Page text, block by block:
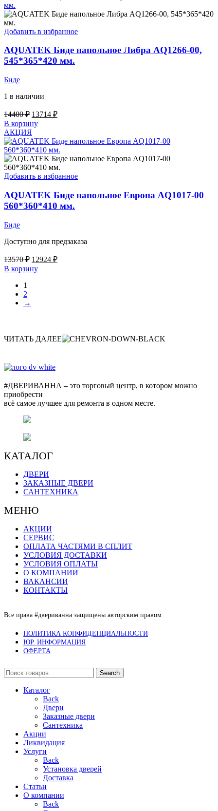
Добавить в избранное
AQUATEK Биде напольное Либра AQ1266-00,
545*365*420 мм.
Биде
1 в наличии
14400₽ Первоначальная
цена
составляла
14400 ₽.
13714 ₽Текущая
В корзину
АКЦИЯ
Добавить в избранное
AQUATEK Биде напольное Европа AQ1017-00
560*360*410 мм.
Биде
Доступно для предзаказа
13570₽ Первоначальная
цена
составляла
12924 ₽Текущая
В корзину
1
2
→
ЧИТАТЬ ДАЛЕЕ
#ДВЕРИВАННА – это торговый центр, в котором можно
приобрести
всё самое лучшее для ремонта в одном месте.
КАТАЛОГ
ДВЕРИ
ЗАКАЗНЫЕ ДВЕРИ
САНТЕХНИКА
МЕНЮ
АКЦИИ
СЕРВИС
ОПЛАТА ЧАСТЯМИ В СПЛИТ
УСЛОВИЯ ДОСТАВКИ
УСЛОВИЯ ОПЛАТЫ
О КОМПАНИИ
ВАКАНСИИ
КОНТАКТЫ
Все права #двериванна защищены авторским правом
ПОЛИТИКА КОНФИДЕНЦИАЛЬНОСТИ
ЮР. ИНФОРМАЦИЯ
ОФЕРТА
Search
Каталог
Back
Двери
Заказные двери
Сантехника
Акции
Ликвидация
Услуги
Back
Установка дверей
Доставка
Статьи
О компании
Back